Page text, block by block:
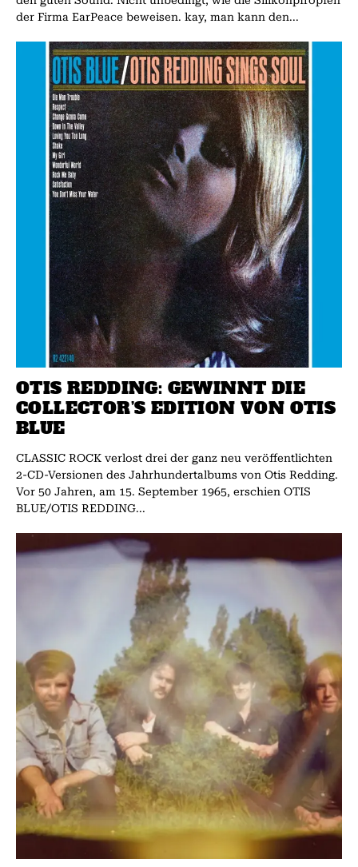
der Firma EarPeace beweisen. kay, man kann den...
OTIS REDDING: GEWINNT DIE
COLLECTOR’S EDITION VON OTIS
BLUE
CLASSIC ROCK verlost drei der ganz neu veröffentlichten
2-CD-Versionen des Jahrhundertalbums von Otis Redding.
Vor 50 Jahren, am 15. September 1965, erschien OTIS
BLUE/OTIS REDDING...